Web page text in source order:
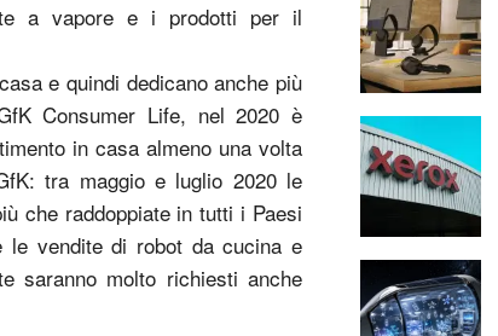
a vapore e i prodotti per il
e quindi dedicano anche più
Consumer Life, nel 2020 è
in casa almeno una volta
tra maggio e luglio 2020 le
che raddoppiate in tutti i Paesi
le vendite di robot da cucina e
saranno molto richiesti anche